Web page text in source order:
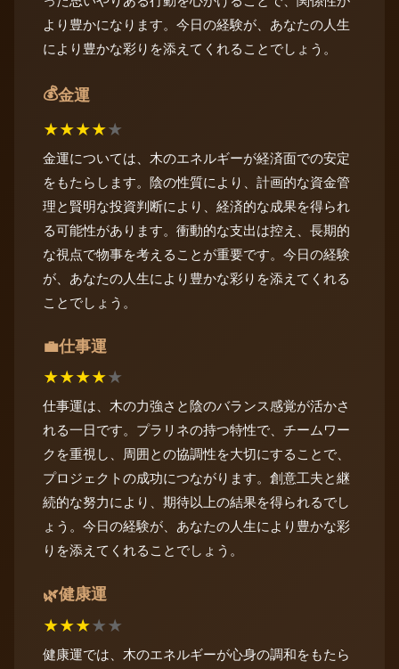
より豊かになります。今日の経験が、あなたの人生
により豊かな彩りを添えてくれることでしょう。
💰金運
★★★★★
金運については、木のエネルギーが経済面での安定
をもたらします。陰の性質により、計画的な資金管
理と賢明な投資判断により、経済的な成果を得られ
る可能性があります。衝動的な支出は控え、長期的
な視点で物事を考えることが重要です。今日の経験
が、あなたの人生により豊かな彩りを添えてくれる
ことでしょう。
💼仕事運
★★★★★
仕事運は、木の力強さと陰のバランス感覚が活かさ
れる一日です。プラリネの持つ特性で、チームワー
クを重視し、周囲との協調性を大切にすることで、
プロジェクトの成功につながります。創意工夫と継
続的な努力により、期待以上の結果を得られるでし
ょう。今日の経験が、あなたの人生により豊かな彩
りを添えてくれることでしょう。
🌿健康運
★★★★★
健康運では、木のエネルギーが心身の調和をもたら